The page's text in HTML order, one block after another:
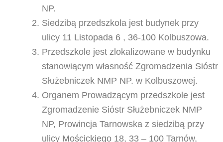
NP.
Siedzibą przedszkola jest budynek przy
ulicy 11 Listopada 6 , 36-100 Kolbuszowa.
Przedszkole jest zlokalizowane w budynku
stanowiącym własność Zgromadzenia Sióstr
Służebniczek NMP NP. w Kolbuszowej.
Organem Prowadzącym przedszkole jest
Zgromadzenie Sióstr Służebniczek NMP
NP, Prowincja Tarnowska z siedzibą przy
ulicy Mościckiego 18, 33 – 100 Tarnów,